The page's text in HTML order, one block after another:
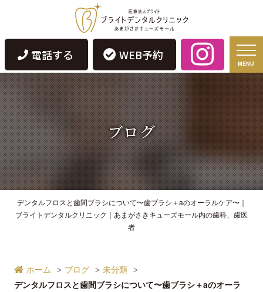
電話する WEB予約
MENU
ブログ
デンタルフロスと歯間ブラシについて〜歯ブラシ＋aのオーラルケア〜｜
ブライトデンタルクリニック｜あまがさきキューズモール内の歯科、歯医
者
ホーム ブログ
未分類
デンタルフロスと歯間ブラシについて〜歯ブラシ＋aのオーラ